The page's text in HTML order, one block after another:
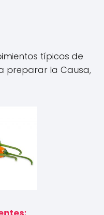
típicos de
preparar la Causa,